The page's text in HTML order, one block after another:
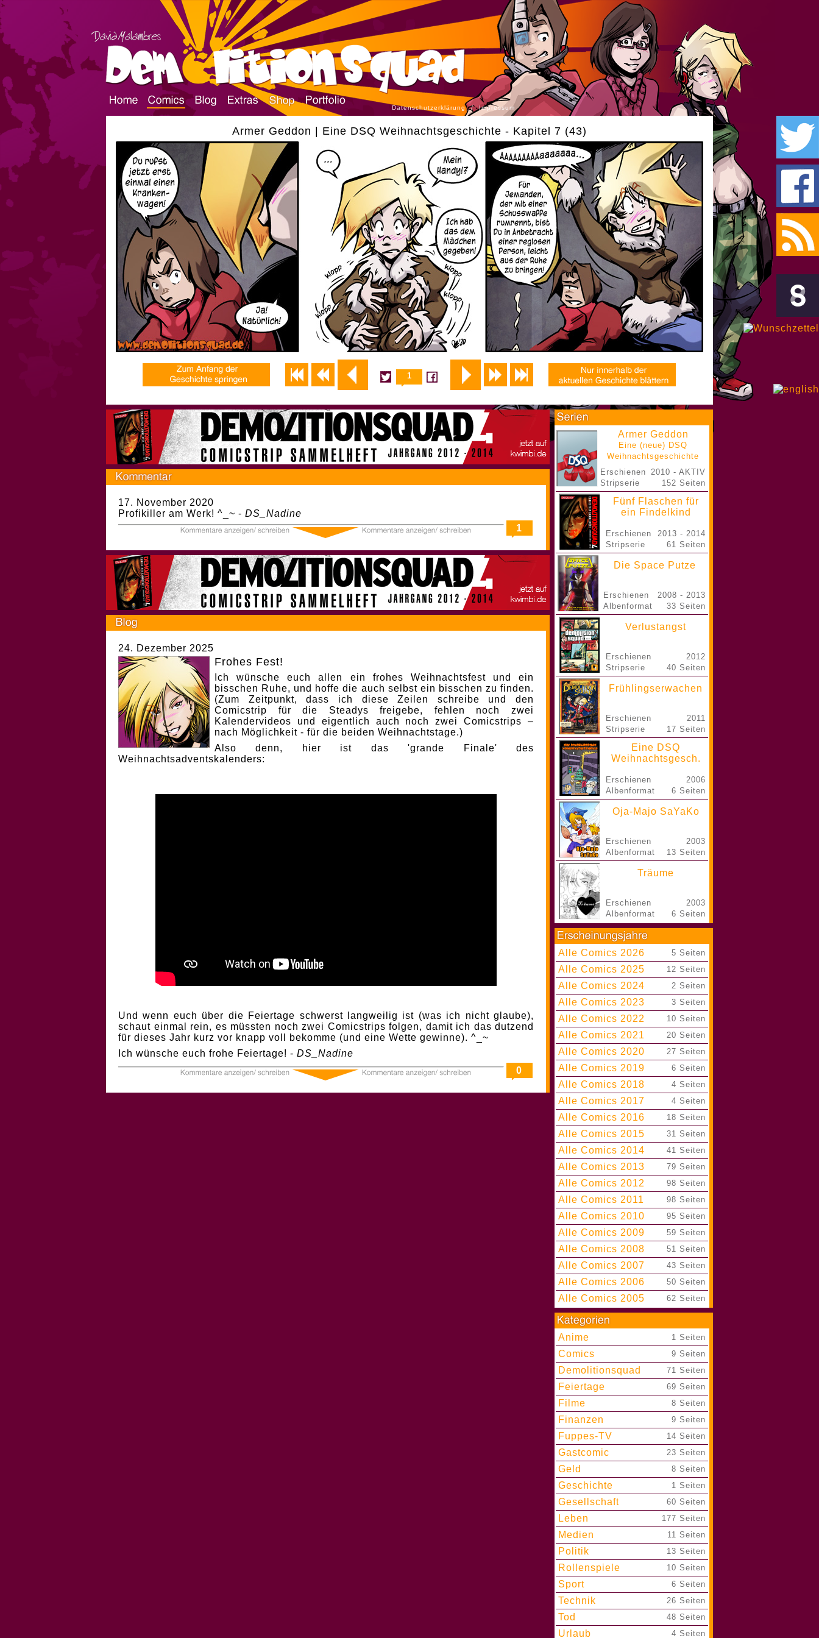
Datenschutzerklärung / Impressum
Armer Geddon | Eine DSQ Weihnachtsgeschichte - Kapitel 7 (43)
1
17. November 2020
Profikiller am Werk! ^_~ - DS_Nadine
1
24. Dezember 2025
Frohes Fest!
Ich wünsche euch allen ein frohes Weihnachtsfest und ein
bisschen Ruhe, und hoffe die auch selbst ein bisschen zu finden.
(Zum Zeitpunkt, dass ich diese Zeilen schreibe und den
Comicstrip für die Steadys freigebe, fehlen noch zwei
Kalendervideos und eigentlich auch noch zwei Comicstrips –
nach Möglichkeit - für die beiden Weihnachtstage.)
Also denn, hier ist das 'grande Finale' des
Weihnachtsadventskalenders:
Und wenn euch über die Feiertage schwerst langweilig ist (was ich nicht glaube),
schaut einmal rein, es müssten noch zwei Comicstrips folgen, damit ich das dutzend
für dieses Jahr kurz vor knapp voll bekomme (und eine Wette gewinne). ^_~
Ich wünsche euch frohe Feiertage! - DS_Nadine
0
Armer Geddon
Eine (neue) DSQ
Weihnachtsgeschichte
Erschienen
Stripserie
2010 - AKTIV
152 Seiten
Fünf Flaschen für
ein Findelkind
Erschienen
Stripserie
2013 - 2014
61 Seiten
Die Space Putze
Erschienen
Albenformat
2008 - 2013
33 Seiten
Verlustangst
Erschienen
Stripserie
2012
40 Seiten
Frühlingserwachen
Erschienen
Stripserie
2011
17 Seiten
Eine DSQ
Weihnachtsgesch.
Erschienen
Albenformat
2006
6 Seiten
Oja-Majo SaYaKo
Erschienen
Albenformat
2003
13 Seiten
Träume
Erschienen
Albenformat
2003
6 Seiten
Alle Comics 2026 5 Seiten
Alle Comics 2025 12 Seiten
Alle Comics 2024 2 Seiten
Alle Comics 2023 3 Seiten
Alle Comics 2022 10 Seiten
Alle Comics 2021 20 Seiten
Alle Comics 2020 27 Seiten
Alle Comics 2019 6 Seiten
Alle Comics 2018 4 Seiten
Alle Comics 2017 4 Seiten
Alle Comics 2016 18 Seiten
Alle Comics 2015 31 Seiten
Alle Comics 2014 41 Seiten
Alle Comics 2013 79 Seiten
Alle Comics 2012 98 Seiten
Alle Comics 2011 98 Seiten
Alle Comics 2010 95 Seiten
Alle Comics 2009 59 Seiten
Alle Comics 2008 51 Seiten
Alle Comics 2007 43 Seiten
Alle Comics 2006 50 Seiten
Alle Comics 2005 62 Seiten
Anime 1 Seiten
Comics 9 Seiten
Demolitionsquad 71 Seiten
Feiertage 69 Seiten
Filme 8 Seiten
Finanzen 9 Seiten
Fuppes-TV 14 Seiten
Gastcomic 23 Seiten
Geld 8 Seiten
Geschichte 1 Seiten
Gesellschaft 60 Seiten
Leben 177 Seiten
Medien 11 Seiten
Politik 13 Seiten
Rollenspiele 10 Seiten
Sport 6 Seiten
Technik 26 Seiten
Tod 48 Seiten
Urlaub 4 Seiten